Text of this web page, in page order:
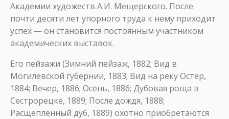
Академии художеств А.И. Мещерского. После
почти десяти лет упорного труда к нему приходит
успех — он становится постоянным участником
академических выставок.
Его пейзажи (Зимний пейзаж, 1882; Вид в
Могилевской губернии, 1883; Вид на реку Остер,
1884; Вечер, 1886; Осень, 1886; Дубовая роща в
Сестрорецке, 1889; После дождя, 1888;
Расщепленный дуб, 1889) охотно приобретаются